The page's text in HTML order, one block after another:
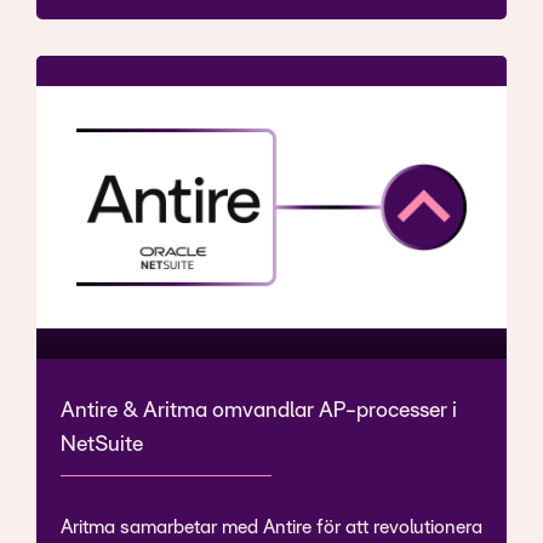
Antire & Aritma omvandlar AP-processer i
NetSuite
Aritma samarbetar med Antire för att revolutionera